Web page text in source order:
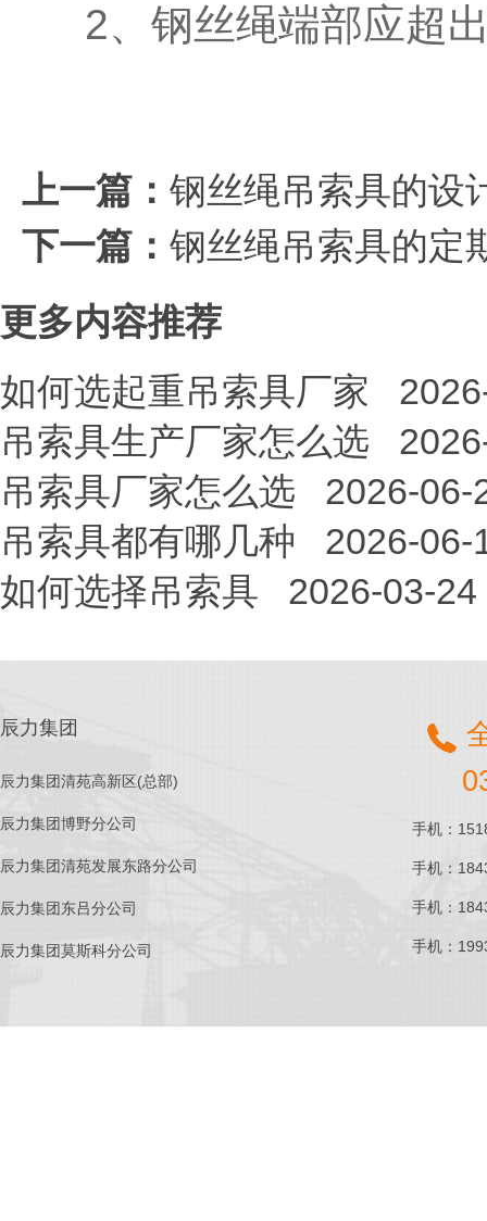
2、钢丝绳端部应超出
上一篇： 钢丝绳吊索具的设
下一篇： 钢丝绳吊索具的定
更多内容推荐
如何选起重吊索具厂家
吊索具生产厂家怎么选
吊索具厂家怎么选
2026-06-
吊索具都有哪几种
2026-06-
如何选择吊索具
2026-03-24
辰力集团
辰力集团清苑高新区(总部)
辰力集团博野分公司
辰力集团清苑发展东路分公司
辰力集团东吕分公司
辰力集团莫斯科分公司
手机：
手机：
手机：
手机：